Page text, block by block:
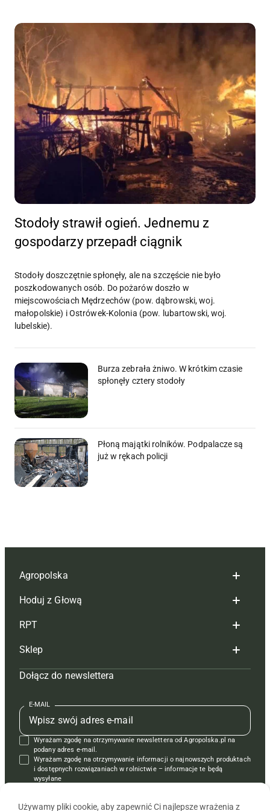
Stodoły strawił ogień. Jednemu z
gospodarzy przepadł ciągnik
Stodoły doszczętnie spłonęły, ale na szczęście nie było
poszkodowanych osób. Do pożarów doszło w
miejscowościach Mędrzechów (pow. dąbrowski, woj.
małopolskie) i Ostrówek-Kolonia (pow. lubartowski, woj.
lubelskie).
Burza zebrała żniwo. W krótkim czasie
spłonęły cztery stodoły
Płoną majątki rolników. Podpalacze są
już w rękach policji
Agropolska
Redakcja
Reklama
Tagi
Mapa serwisu
Kontakt
Regulamin
Polityka prywatności
Hoduj z Głową
Hoduj z głową bydło
Hoduj z głową świnie
Prenumerata
Redakcja
Kontakt
Reklama
RPT
Redakcja
Prenumerata
Reklama
Kontakt
Krzyżówki
Sklep
Czasopisma i prenumerata
Książki
Regulamin
Dołącz do newslettera
E-MAIL
Wyrażam zgodę na otrzymywanie newslettera od Agropolska.pl na
podany adres e-mail.
Wyrażam zgodę na otrzymywanie informacji o najnowszych produktach
i dostępnych rozwiązaniach w rolnictwie – informacje te będą
wysyłane
Używamy pliki cookie, aby zapewnić Ci najlepsze wrażenia z